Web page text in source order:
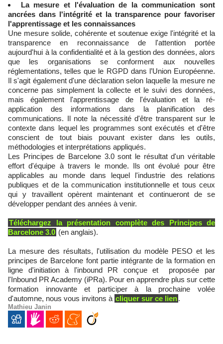
La mesure et l'évaluation de la communication sont
ancrées dans l'intégrité et la transparence pour favoriser
l'apprentissage et les connaissances
Une mesure solide, cohérente et soutenue exige l'intégrité et la
transparence en reconnaissance de l'attention portée
aujourd'hui à la confidentialité et à la gestion des données, alors
que les organisations se conforment aux nouvelles
réglementations, telles que le RGPD dans l’Union Européenne.
Il s'agit également d'une déclaration selon laquelle la mesure ne
concerne pas simplement la collecte et le suivi des données,
mais également l'apprentissage de l'évaluation et la ré-
application des informations dans la planification des
communications. Il note la nécessité d'être transparent sur le
contexte dans lequel les programmes sont exécutés et d'être
conscient de tout biais pouvant exister dans les outils,
méthodologies et interprétations appliqués.
Les Principes de Barcelone 3.0 sont le résultat d'un véritable
effort d'équipe à travers le monde. Ils ont évolué pour être
applicables au monde dans lequel l'industrie des relations
publiques et de la communication institutionnelle et tous ceux
qui y travaillent opèrent maintenant et continueront de se
développer pendant des années à venir.
Téléchargez la présentation complète des Principes de
Barcelone 3.0 (en anglais).
La mesure des résultats, l'utilisation du modèle PESO et les
principes de Barcelone font partie intégrante de la formation en
ligne d'initiation à l'inbound PR conçue et proposée par
l'Inbound PR Academy (iPRa). Pour en apprendre plus sur cette
formation innovante et participer à la prochaine volée
d'automne, nous vous invitons à cliquer sur ce lien.
Mathieu Janin